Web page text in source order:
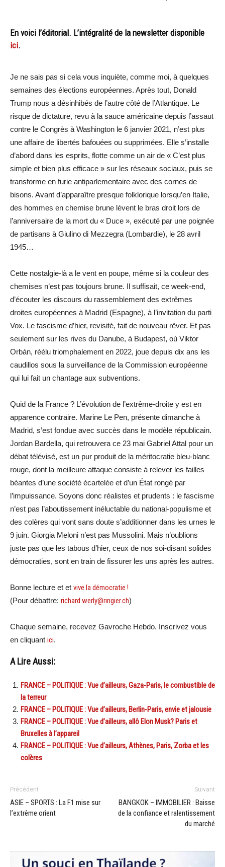
En voici l’éditorial. L’intégralité de la newsletter disponible
ici.
Je ne sais pas si cela vous inquiète, comme moi, à quelques
semaines des élections européennes. Après tout, Donald
Trump nous a désinhibés de l’autre côté de l’Atlantique. Le
risque de dictature, revu à la sauce américaine depuis l’assaut
contre le Congrès à Washington le 6 janvier 2021, n’est plus
une affaire de libertés bafouées ou supprimées. Elle s’installe
d’abord dans les esprits, flotte comme un air de « C’est plus
simple et bien plus efficace » sur les réseaux sociaux, puis se
transforme en furie antiparlementaire avec des cornes de
bisons. Avant d’apparaître presque folklorique lorsqu’en Italie,
des hommes en chemise brune lèvent le bras droit lors de
l’anniversaire de la mort du « Duce », exécuté par une poignée
de partisans à Giulino di Mezzegra (Lombardie), le 28 avril
1945…
Cette nostalgie-là a le vent en poupe, même si la couleur des
chemises n’est pas toujours brune. Il suffisait, ce week-end,
d’écouter les discours du rassemblement des extrêmes
droites européennes à Madrid (Espagne), à l’invitation du parti
Vox. Le fascisme d’hier, revisité, fait de nouveau rêver. Et pas
seulement sur les rives du Danube, à Budapest, où Viktor
Orbán, réélu triomphalement en 2022, joue depuis dix ans les
caudillos sous la surveillance de la Commission européenne
qui lui fait un chantage aux subventions.
Quid de la France ? L’évolution de l’extrême-droite y est en
apparence contraire. Marine Le Pen, présente dimanche à
Madrid, s’est fondue avec succès dans le modèle républicain.
Jordan Bardella, qui retrouvera ce 23 mai Gabriel Attal pour un
débat télévisé, est un pur produit de la méritocratie bleu-blanc
rouge, dont la meilleure attaque consiste à relever les failles
béantes d’une société écartelée et d’un État rongé par
l’impuissance. Soyons donc réalistes et prudents : le fascisme
n’est pas l’aboutissement inéluctable du national-populisme et
des colères qui vont sans doute s’additionner dans les urnes le
9 juin. Giorgia Meloni n’est pas Mussolini. Mais n’oublions
juste pas que les tabous d’hier, ceux de nos soi-disant solides
démocraties, sont en train de fissurer les uns après les autres.
Bonne lecture et et vive la démocratie !
(Pour débattre: richard.werly@ringier.ch)
Chaque semaine, recevez Gavroche Hebdo. Inscrivez vous
en cliquant ici.
A Lire Aussi:
FRANCE – POLITIQUE : Vue d’ailleurs, Gaza-Paris, le combustible de
la terreur
FRANCE – POLITIQUE : Vue d’ailleurs, Berlin-Paris, envie et jalousie
FRANCE – POLITIQUE : Vue d’ailleurs, allô Elon Musk? Paris et
Bruxelles à l’appareil
FRANCE – POLITIQUE : Vue d’ailleurs, Athènes, Paris, Zorba et les
colères
Précédent
ASIE – SPORTS : La F1 mise sur
l’extrême orient
Suivant
BANGKOK – IMMOBILIER : Baisse
de la confiance et ralentissement
du marché